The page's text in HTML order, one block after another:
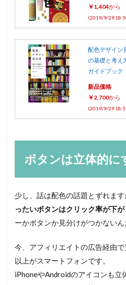
￥1,404から
(2019/9/29
配色デザイン
の基礎と考え
ガイドブック
新品価格
￥2,700から
(2019/9/29
ボタンは立体的に
少し、話は配色の話題とずれます
ったいボタンはクリック率が下が
ーかボタンか見分けがつかないん
今、アフィリエイトの広告経由
以上がスマートフォンです。
iPhoneやAndroidのアイコンも立